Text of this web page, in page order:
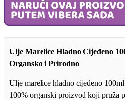
Organsko
količina
Ulje Marelice Hladno Cijeđeno
Organsko i Prirodno
Ulje marelice hladno cijeđeno
100% organski proizvod koji pruža